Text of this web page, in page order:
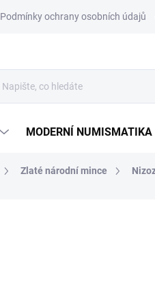
Podmínky ochrany osobních údajů
MODERNÍ NUMISMATIKA
Zlaté národní mince